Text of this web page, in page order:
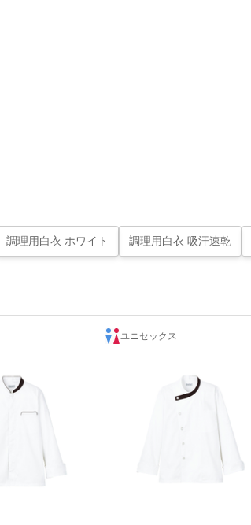
調理用白衣 ホワイト 調理用白衣 吸汗速乾
ユニセックス